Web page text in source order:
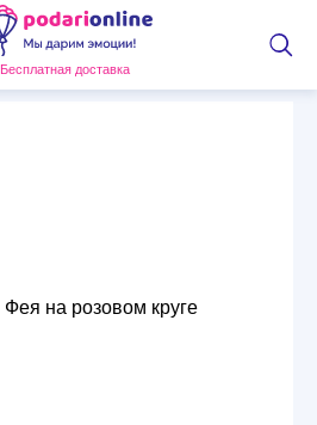
Бесплатная доставка